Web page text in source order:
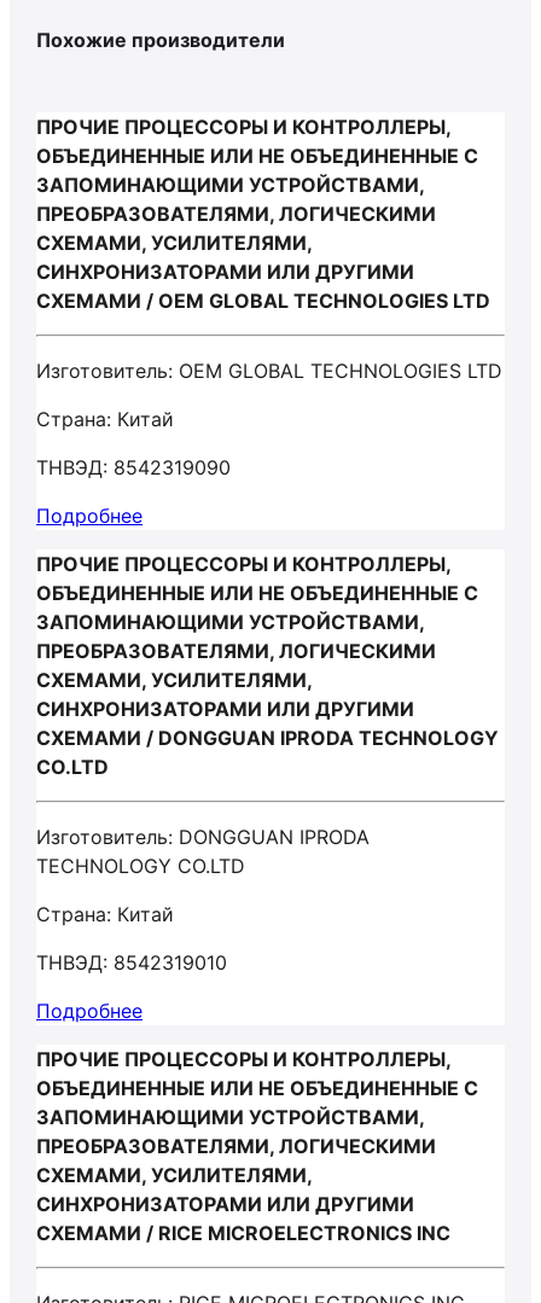
Похожие производители
ПРОЧИЕ ПРОЦЕССОРЫ И КОНТРОЛЛЕРЫ,
ОБЪЕДИНЕННЫЕ ИЛИ НЕ ОБЪЕДИНЕННЫЕ С
ЗАПОМИНАЮЩИМИ УСТРОЙСТВАМИ,
ПРЕОБРАЗОВАТЕЛЯМИ, ЛОГИЧЕСКИМИ
СХЕМАМИ, УСИЛИТЕЛЯМИ,
СИНХРОНИЗАТОРАМИ ИЛИ ДРУГИМИ
СХЕМАМИ / OEM GLOBAL TECHNOLOGIES LTD
Изготовитель: OEM GLOBAL TECHNOLOGIES LTD
Страна: Китай
ТНВЭД: 8542319090
Подробнее
ПРОЧИЕ ПРОЦЕССОРЫ И КОНТРОЛЛЕРЫ,
ОБЪЕДИНЕННЫЕ ИЛИ НЕ ОБЪЕДИНЕННЫЕ С
ЗАПОМИНАЮЩИМИ УСТРОЙСТВАМИ,
ПРЕОБРАЗОВАТЕЛЯМИ, ЛОГИЧЕСКИМИ
СХЕМАМИ, УСИЛИТЕЛЯМИ,
СИНХРОНИЗАТОРАМИ ИЛИ ДРУГИМИ
СХЕМАМИ / DONGGUAN IPRODA TECHNOLOGY
CO.LTD
Изготовитель: DONGGUAN IPRODA
TECHNOLOGY CO.LTD
Страна: Китай
ТНВЭД: 8542319010
Подробнее
ПРОЧИЕ ПРОЦЕССОРЫ И КОНТРОЛЛЕРЫ,
ОБЪЕДИНЕННЫЕ ИЛИ НЕ ОБЪЕДИНЕННЫЕ С
ЗАПОМИНАЮЩИМИ УСТРОЙСТВАМИ,
ПРЕОБРАЗОВАТЕЛЯМИ, ЛОГИЧЕСКИМИ
СХЕМАМИ, УСИЛИТЕЛЯМИ,
СИНХРОНИЗАТОРАМИ ИЛИ ДРУГИМИ
СХЕМАМИ / RICE MICROELECTRONICS INC